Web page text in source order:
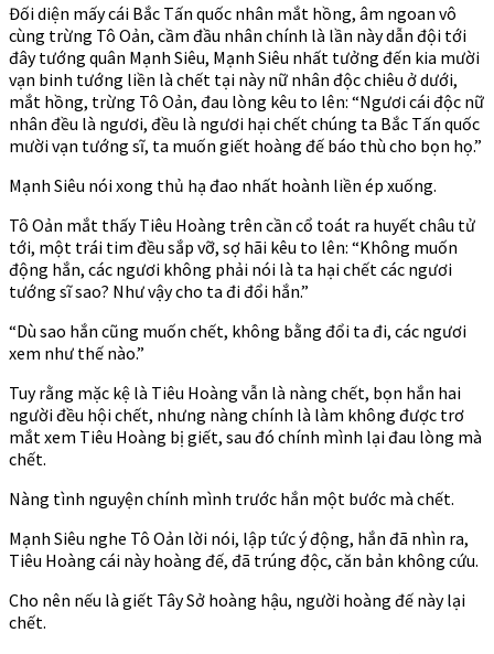
Đối diện mấy cái Bắc Tấn quốc nhân mắt hồng, âm ngoan vô
cùng trừng Tô Oản, cầm đầu nhân chính là lần này dẫn đội tới
đây tướng quân Mạnh Siêu, Mạnh Siêu nhất tưởng đến kia mười
vạn binh tướng liền là chết tại này nữ nhân độc chiêu ở dưới,
mắt hồng, trừng Tô Oản, đau lòng kêu to lên: “Ngươi cái độc nữ
nhân đều là ngươi, đều là ngươi hại chết chúng ta Bắc Tấn quốc
mười vạn tướng sĩ, ta muốn giết hoàng đế báo thù cho bọn họ.”
Mạnh Siêu nói xong thủ hạ đao nhất hoành liền ép xuống.
Tô Oản mắt thấy Tiêu Hoàng trên cần cổ toát ra huyết châu tử
tới, một trái tim đều sắp vỡ, sợ hãi kêu to lên: “Không muốn
động hắn, các ngươi không phải nói là ta hại chết các ngươi
tướng sĩ sao? Như vậy cho ta đi đổi hắn.”
“Dù sao hắn cũng muốn chết, không bằng đổi ta đi, các ngươi
xem như thế nào.”
Tuy rằng mặc kệ là Tiêu Hoàng vẫn là nàng chết, bọn hắn hai
người đều hội chết, nhưng nàng chính là làm không được trơ
mắt xem Tiêu Hoàng bị giết, sau đó chính mình lại đau lòng mà
chết.
Nàng tình nguyện chính mình trước hắn một bước mà chết.
Mạnh Siêu nghe Tô Oản lời nói, lập tức ý động, hắn đã nhìn ra,
Tiêu Hoàng cái này hoàng đế, đã trúng độc, căn bản không cứu.
Cho nên nếu là giết Tây Sở hoàng hậu, người hoàng đế này lại
chết.